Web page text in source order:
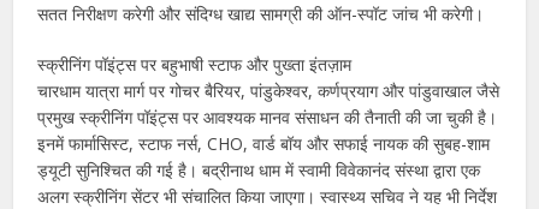
सतत निरीक्षण करेगी और संदिग्ध खाद्य सामग्री की ऑन-स्पॉट जांच भी करेगी।
स्क्रीनिंग पॉइंट्स पर बहुभाषी स्टाफ और पुख्ता इंतज़ाम
चारधाम यात्रा मार्ग पर गोचर बैरियर, पांडुकेश्वर, कर्णप्रयाग और पांडुवाखाल जैसे
प्रमुख स्क्रीनिंग पॉइंट्स पर आवश्यक मानव संसाधन की तैनाती की जा चुकी है।
इनमें फार्मासिस्ट, स्टाफ नर्स, CHO, वार्ड बॉय और सफाई नायक की सुबह-शाम
ड्यूटी सुनिश्चित की गई है। बद्रीनाथ धाम में स्वामी विवेकानंद संस्था द्वारा एक
अलग स्क्रीनिंग सेंटर भी संचालित किया जाएगा। स्वास्थ्य सचिव ने यह भी निर्देश